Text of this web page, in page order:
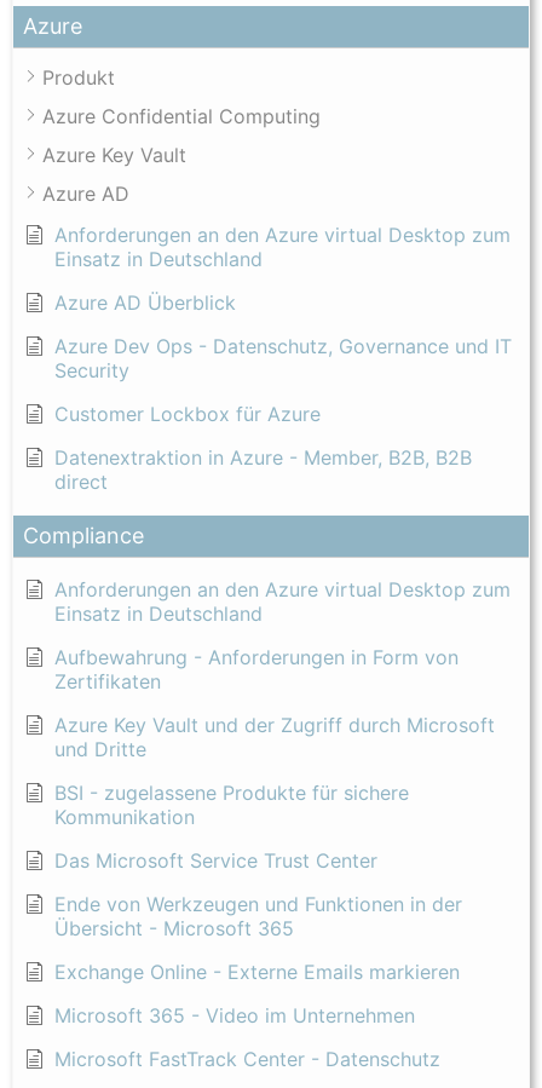
Azure
Produkt
Azure Confidential Computing
Azure Key Vault
Azure AD
Anforderungen an den Azure virtual Desktop zum
Einsatz in Deutschland
Azure AD Überblick
Azure Dev Ops - Datenschutz, Governance und IT
Security
Customer Lockbox für Azure
Datenextraktion in Azure - Member, B2B, B2B
direct
Compliance
Anforderungen an den Azure virtual Desktop zum
Einsatz in Deutschland
Aufbewahrung - Anforderungen in Form von
Zertifikaten
Azure Key Vault und der Zugriff durch Microsoft
und Dritte
BSI - zugelassene Produkte für sichere
Kommunikation
Das Microsoft Service Trust Center
Ende von Werkzeugen und Funktionen in der
Übersicht - Microsoft 365
Exchange Online - Externe Emails markieren
Microsoft 365 - Video im Unternehmen
Microsoft FastTrack Center - Datenschutz